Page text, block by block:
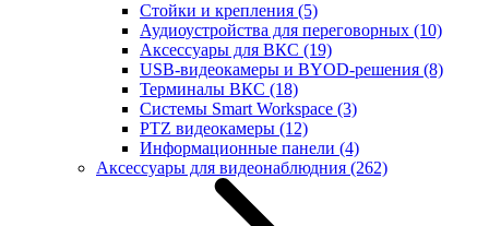
Стойки и крепления (5)
Аудиоустройства для переговорных (10)
Аксессуары для ВКС (19)
USB-видеокамеры и BYOD-решения (8)
Терминалы ВКС (18)
Системы Smart Workspace (3)
PTZ видеокамеры (12)
Информационные панели (4)
Аксессуары для видеонаблюдния (262)